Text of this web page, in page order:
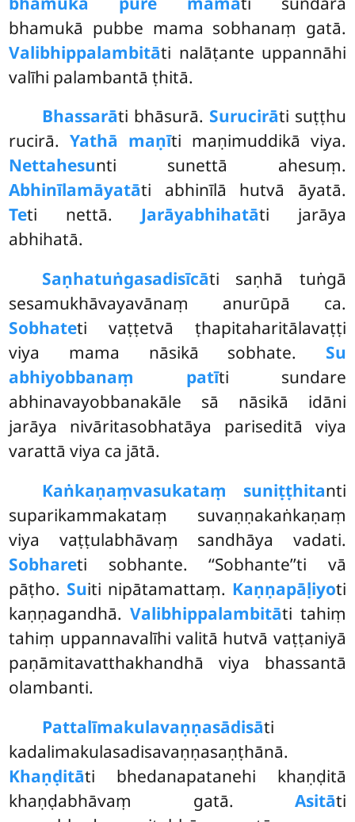
bhamukā pubbe mama sobhanaṃ gatā.
Valibhippalambitāti nalāṭante uppannāhi
valīhi palambantā ṭhitā.
Bhassarāti bhāsurā. Surucirāti suṭṭhu
rucirā.Yathā maṇīti maṇimuddikā viya.
Nettahesunti sunettā ahesuṃ.
Abhinīlamāyatāti abhinīlā hutvā āyatā.
Teti nettā. Jarāyabhihatāti jarāya
abhihatā.
Saṇhatuṅgasadisīcāti saṇhā tuṅgā
sesamukhāvayavānaṃ anurūpā ca.
Sobhateti vaṭṭetvā ṭhapitaharitālavaṭṭi
viya mama nāsikā sobhate. Su
abhiyobbanaṃ patīti sundare
abhinavayobbanakāle sā nāsikā idāni
jarāya nivāritasobhatāya pariseditā viya
varattā viya ca jātā.
Kaṅkaṇaṃvasukataṃ suniṭṭhitanti
suparikammakataṃ suvaṇṇakaṅkaṇaṃ
viya vaṭṭulabhāvaṃ sandhāya vadati.
Sobhareti sobhante. ‘‘Sobhante’’ti vā
pāṭho. Suiti nipātamattaṃ. Kaṇṇapāḷiyoti
kaṇṇagandhā. Valibhippalambitāti tahiṃ
tahiṃ uppannavalīhi valitā hutvā vaṭṭaniyā
paṇāmitavatthakhandhā viya bhassantā
olambanti.
Pattalīmakulavaṇṇasādisāti
kadalimakulasadisavaṇṇasaṇṭhānā.
Khaṇḍitāti bhedanapatanehi khaṇḍitā
khaṇḍabhāvaṃ gatā. Asitāti